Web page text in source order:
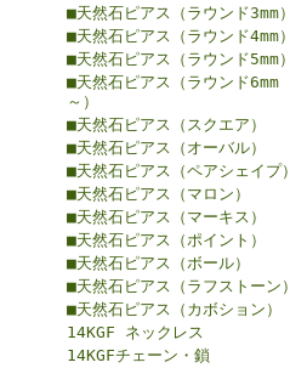
■天然石ピアス（ラウンド3mm）
■天然石ピアス（ラウンド4mm）
■天然石ピアス（ラウンド5mm）
■天然石ピアス（ラウンド6mm
～）
■天然石ピアス（スクエア）
■天然石ピアス（オーバル）
■天然石ピアス（ペアシェイプ）
■天然石ピアス（マロン）
■天然石ピアス（マーキス）
■天然石ピアス（ポイント）
■天然石ピアス（ボール）
■天然石ピアス（ラフストーン）
■天然石ピアス（カボション）
14KGF ネックレス
14KGFチェーン・鎖